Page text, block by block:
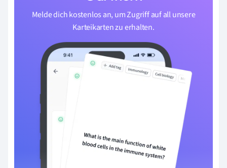
Melde dich kostenlos an, um Zugriff auf all unsere
Karteikarten zu erhalten.